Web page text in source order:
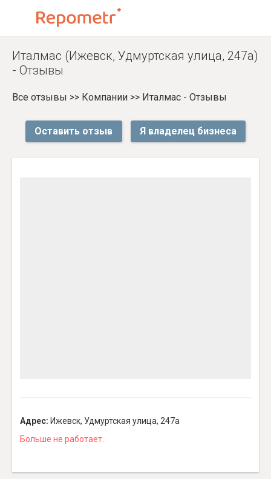
Италмас (Ижевск, Удмуртская улица, 247а)
- Отзывы
Все отзывы >> Компании >> Италмас - Отзывы
Оставить отзыв Я владелец бизнеса
Адрес: Ижевск, Удмуртская улица, 247а
Больше не работает.